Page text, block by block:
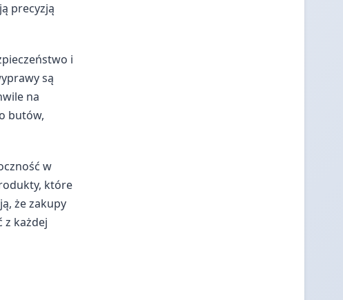
precyzją
i
są
na
butów,
w
które
że zakupy
z każdej